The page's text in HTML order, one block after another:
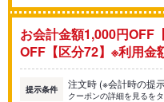
お会計金額1,000円OFF
OFF【区分72】※利用金
提示条件 注文時 (※会計時の提
クーポンの詳細を見るを